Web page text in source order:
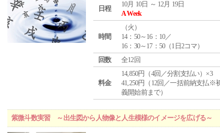
日程
10月 10日 ～ 12月 19日
A Week
時間
（火 ）
14：50～16：10／
16：30～17：50（1日2コマ）
回数
全12回
料金
14,850円（4回／分割支払い）×3
41,250円（12回／一括前納支払※
義開始前まで）
紫微斗数実習 ～出生図から人物像と人生模様のイメージを広げる～